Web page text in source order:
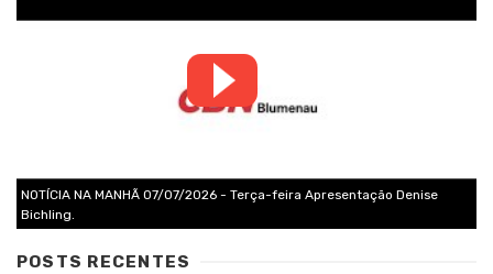
NOTÍCIA NA MANHÃ 07/07/2026 - Terça-feira Apresentação Denise
Bichling.
POSTS RECENTES